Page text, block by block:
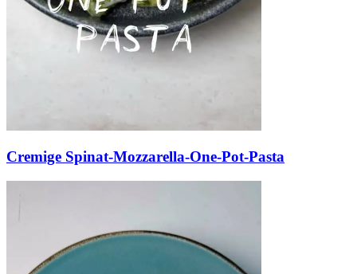
Cremige Spinat-Mozzarella-One-Pot-Pasta